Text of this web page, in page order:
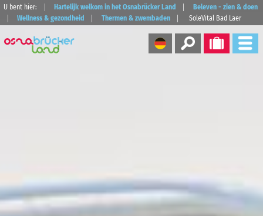
U bent hier: Hartelijk welkom in het Osnabrücker Land
Beleven - zien & doen
Wellness & gezondheid
Thermen & zwembaden SoleVital Bad Laer